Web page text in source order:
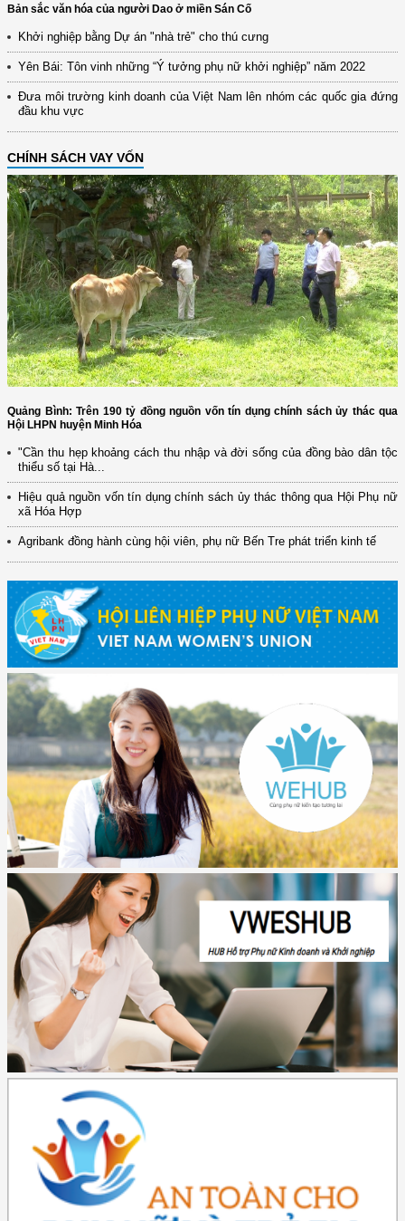
Bản sắc văn hóa của người Dao ở miền Sán Cố
Khởi nghiệp bằng Dự án "nhà trẻ" cho thú cưng
Yên Bái: Tôn vinh những “Ý tưởng phụ nữ khởi nghiệp” năm 2022
Đưa môi trường kinh doanh của Việt Nam lên nhóm các quốc gia đứng
đầu khu vực
CHÍNH SÁCH VAY VỐN
Quảng Bình: Trên 190 tỷ đồng nguồn vốn tín dụng chính sách ủy thác qua
Hội LHPN huyện Minh Hóa
"Cần thu hẹp khoảng cách thu nhập và đời sống của đồng bào dân tộc
thiểu số tại Hà...
Hiệu quả nguồn vốn tín dụng chính sách ủy thác thông qua Hội Phụ nữ
xã Hóa Hợp
Agribank đồng hành cùng hội viên, phụ nữ Bến Tre phát triển kinh tế